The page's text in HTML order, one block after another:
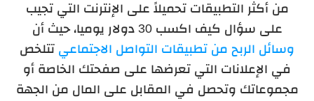
من أكثر التطبيقات تحميلاً على الإنترنت التي تجيب
على سؤال كيف اكسب 30 دولار يوميا، حيث أن
وسائل الربح من تطبيقات التواصل الاجتماعي تتلخص
في الإعلانات التي تعرضها على صفحتك الخاصة أو
مجموعاتك وتحصل في المقابل على المال من الجهة